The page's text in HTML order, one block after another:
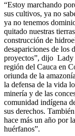
“Estoy marchando
sus cultivos, ya no
ya no tenemos
quitado nuestras
construcción de
desapariciones de los
proyectos”, dijo Lady
región del Cauca en
oriunda de la
la defensa de la vida
minería y de las
comunidad indígena
sus derechos.
hace más un año por
huérfanos”.